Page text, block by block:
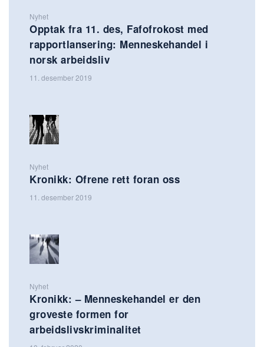
Nyhet
Opptak fra 11. des, Fafofrokost med
rapportlansering: Menneskehandel i
norsk arbeidsliv
11. desember 2019
Nyhet
Kronikk: Ofrene rett foran oss
11. desember 2019
Nyhet
Kronikk: – Menneskehandel er den
groveste formen for
arbeidslivskriminalitet